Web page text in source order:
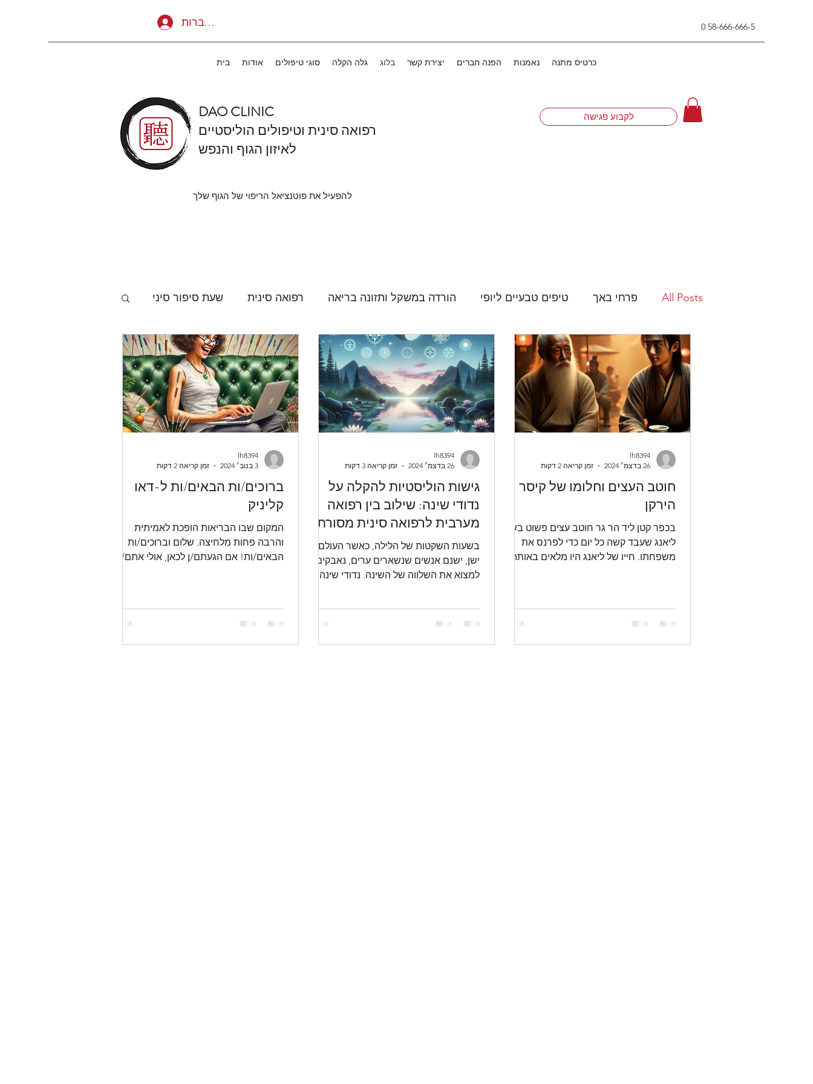
להתחברות 0 58-666-666-5
DAO CLINIC
רפואה סינית וטיפולים הוליסטיים
לאיזון הגוף והנפש
להפעיל את פוטנציאל הריפוי של הגוף שלך
לקבוע פגישה
בית אודות סוגי טיפולים גלה הקלה בלוג יצירת קשר הפנה חברים נאמנות כרטיס מתנה
All Posts פרחי באך טיפים טבעיים ליופי הורדה במשקל ותזונה בריאה רפואה סינית שעת סיפור סיני
חוטב העצים וחלומו של קיסר
הירקן
בכפר קטן ליד הר גר חוטב עצים פשוט בשם
ליאנג שעבד קשה כל יום כדי לפרנס את
משפחתו. חייו של ליאנג היו מלאים באותה
lh8394
26 בדצמ׳ 2024
זמן קריאה 2 דקות
גישות הוליסטיות להקלה על
נדודי שינה: שילוב בין רפואה
מערבית לרפואה סינית מסורתית
בשעות השקטות של הלילה, כאשר העולם
ישן, ישנם אנשים שנשארים ערים, נאבקים
למצוא את השלווה של השינה. נדודי שינה,
lh8394
26 בדצמ׳ 2024
זמן קריאה 3 דקות
ברוכים/ות הבאים/ות ל-דאו
קליניק
המקום שבו הבריאות הופכת לאמיתית
והרבה פחות מלחיצה. שלום וברוכים/ות
הבאים/ות! אם הגעתם/ן לכאן, אולי אתם/ן
lh8394
3 בנוב׳ 2024
זמן קריאה 2 דקות